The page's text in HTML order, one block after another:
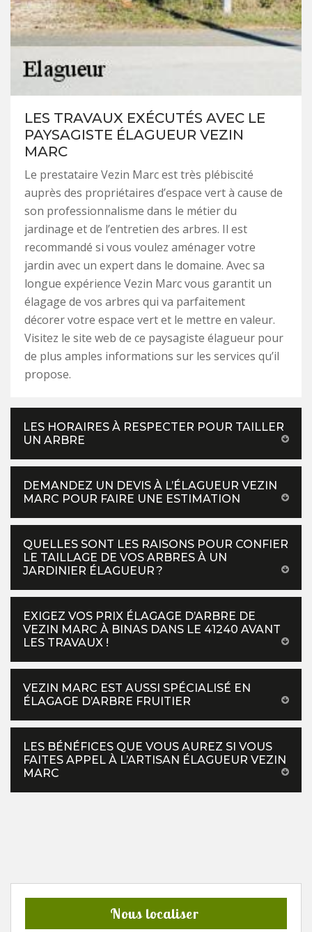
LES TRAVAUX EXÉCUTÉS AVEC LE
PAYSAGISTE ÉLAGUEUR VEZIN
MARC
Le prestataire Vezin Marc est très plébiscité
auprès des propriétaires d’espace vert à cause de
son professionnalisme dans le métier du
jardinage et de l’entretien des arbres. Il est
recommandé si vous voulez aménager votre
jardin avec un expert dans le domaine. Avec sa
longue expérience Vezin Marc vous garantit un
élagage de vos arbres qui va parfaitement
décorer votre espace vert et le mettre en valeur.
Visitez le site web de ce paysagiste élagueur pour
de plus amples informations sur les services qu’il
propose.
LES HORAIRES À RESPECTER POUR TAILLER
UN ARBRE
DEMANDEZ UN DEVIS À L’ÉLAGUEUR VEZIN
MARC POUR FAIRE UNE ESTIMATION
QUELLES SONT LES RAISONS POUR CONFIER
LE TAILLAGE DE VOS ARBRES À UN
JARDINIER ÉLAGUEUR ?
EXIGEZ VOS PRIX ÉLAGAGE D’ARBRE DE
VEZIN MARC À BINAS DANS LE 41240 AVANT
LES TRAVAUX !
VEZIN MARC EST AUSSI SPÉCIALISÉ EN
ÉLAGAGE D’ARBRE FRUITIER
LES BÉNÉFICES QUE VOUS AUREZ SI VOUS
FAITES APPEL À L’ARTISAN ÉLAGUEUR VEZIN
MARC
Nous localiser